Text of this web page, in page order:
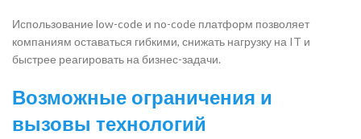
Использование low-code и no-code платформ позволяет
компаниям оставаться гибкими, снижать нагрузку на IT и
быстрее реагировать на бизнес-задачи.
Возможные ограничения и
вызовы технологий